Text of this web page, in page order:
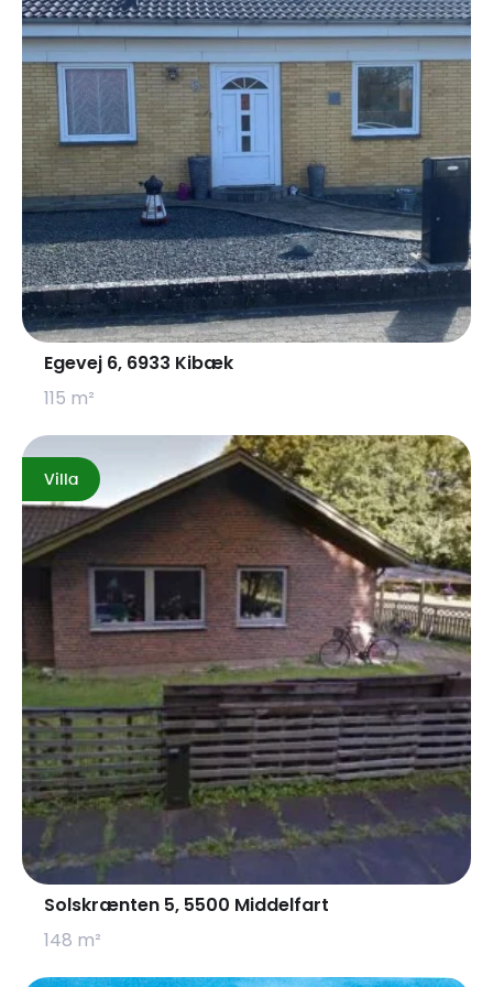
Det fremgår af ejendomsdatarapporten og BBR, at
ejendommen er separatkloakeret.
Matr.nr. 8i, Suldrup By, Suldrup
Ifølge BBR er grunden 1.449 m2.
På grunden er der ifølge BBR en 12 m2 garage opført i 1970
og et værksted på 245 m2 opført i 1938 og ombygget i
1978. Begge bygninger er opført i mursten og fibercement
herunder asbest.
Værkstedet består af et stort rum med tre porte samt et
ekstra rum med endnu en port. Herudover der er et
rum/kontor med adgang til et mindre rum og
badeværelse. Herudover er der endnu et kontor.
Det fremgår af BBR, at der ikke ingen vandforsyning er på
grunden, men ejer har oplyst, at der er vand i værkstedet.
Af BBR fremgår det, at værkstedet har centralvarme med
én fyringsenhed til flydende brændsel. Ejer har oplyst, at
der er en gammel åben oliebrændeovn, som aldrig er
blevet brugt, ligesom der er en varmepumpe i det ene
rum/kontor.
–o0o–
Det fremgår af jordforureningsattesten, at en del af
ejendommen er kortlagt på vidensniveau 1 efter
jordforureningsloven, og at en del af ejendommen er
udgået efter kortlægning. Ejendommen er også omfattet
af områdeklassificering. Der har tidligere været drevet
autoværksted med benzinsalg på ejendommen.
Ejendommen og samtlige bygninger fremstår overalt
misligholdt og i dårlig stand.
Alle ovenstående arealer er ifølge BBR, hvorfor der tages
forbehold for arealerne.
Ejendommens beskrivelse er delvist baseret på offentlige
besigtigelse af ejendommen, i henhold til hvilken der kan
Egevej 6, 6933 Kibæk
115 m²
Villa
Solskrænten 5, 5500 Middelfart
148 m²